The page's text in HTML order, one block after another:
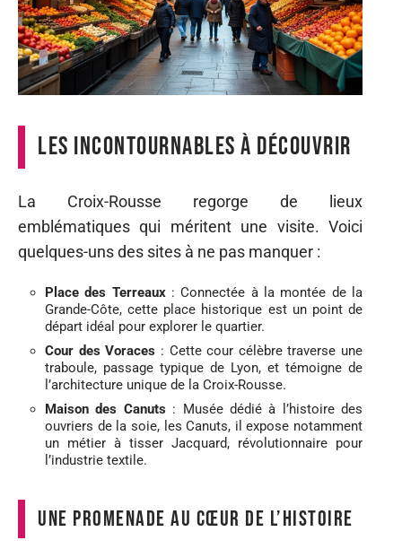
Les incontournables à découvrir
La Croix-Rousse regorge de lieux
emblématiques qui méritent une visite. Voici
quelques-uns des sites à ne pas manquer :
Place des Terreaux: Connectée à la montée de la
Grande-Côte, cette place historique est un point de
départ idéal pour explorer le quartier.
Cour des Voraces : Cette cour célèbre traverse une
traboule, passage typique de Lyon, et témoigne de
l’architecture unique de la Croix-Rousse.
Maison des Canuts : Musée dédié à l’histoire des
ouvriers de la soie, les Canuts, il expose notamment
un métier à tisser Jacquard, révolutionnaire pour
l’industrie textile.
Une promenade au cœur de l’histoire